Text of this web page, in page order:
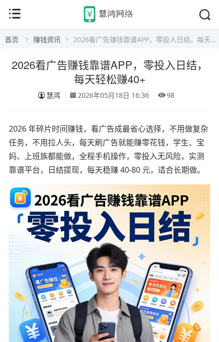
首页 赚钱资讯 2026看广告赚钱靠谱APP，零投入日结，每天轻松赚40+
2026看广告赚钱靠谱APP，零投入日结，
每天轻松赚40+
慧鸿 2026年05月18日 16:36 98
2026 年碎片时间赚钱，看广告成最省心选择，不用做复杂
任务，不用拉人头，每天刷广告就能赚零花钱，学生、宝
妈、上班族都能做，全程手机操作，零投入无风险，实测
靠谱平台，日结提现，每天稳赚 40-80 元，适合长期做。